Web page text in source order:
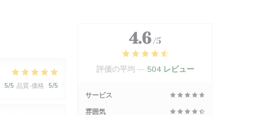
: 5/5 品質-価格 : 5/5
4.6 /5
評価の平均 — 504 レビュー
サービス
雰囲気